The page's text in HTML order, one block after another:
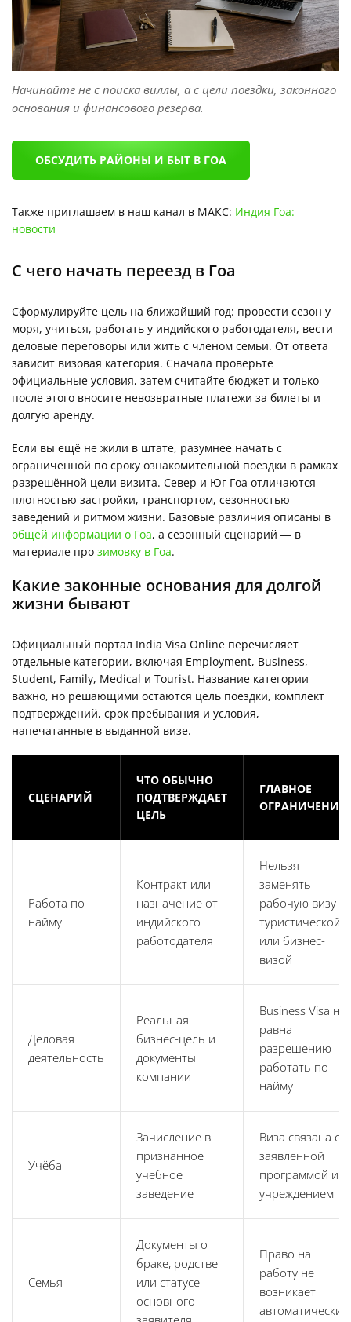
Начинайте не с поиска виллы, а с цели поездки, законного
основания и финансового резерва.
ОБСУДИТЬ РАЙОНЫ И БЫТ В ГОА
Также приглашаем в наш канал в МАКС: Индия Гоа:
новости
С чего начать переезд в Гоа
Сформулируйте цель на ближайший год: провести сезон у
моря, учиться, работать у индийского работодателя, вести
деловые переговоры или жить с членом семьи. От ответа
зависит визовая категория. Сначала проверьте
официальные условия, затем считайте бюджет и только
после этого вносите невозвратные платежи за билеты и
долгую аренду.
Если вы ещё не жили в штате, разумнее начать с
ограниченной по сроку ознакомительной поездки в рамках
разрешённой цели визита. Север и Юг Гоа отличаются
плотностью застройки, транспортом, сезонностью
заведений и ритмом жизни. Базовые различия описаны в
общей информации о Гоа, а сезонный сценарий — в
материале про зимовку в Гоа.
Какие законные основания для долгой
жизни бывают
Официальный портал India Visa Online перечисляет
отдельные категории, включая Employment, Business,
Student, Family, Medical и Tourist. Название категории
важно, но решающими остаются цель поездки, комплект
подтверждений, срок пребывания и условия,
напечатанные в выданной визе.
СЦЕНАРИЙ
ЧТО ОБЫЧНО
ПОДТВЕРЖДАЕТ
ЦЕЛЬ
ГЛАВНОЕ
ОГРАНИЧЕНИЕ
Работа по
найму
Контракт или
назначение от
индийского
работодателя
Нельзя
заменять
рабочую визу
туристической
или бизнес-
визой
Деловая
деятельность
Реальная
бизнес-цель и
документы
компании
Business Visa не
равна
разрешению
работать по
найму
Учёба
Зачисление в
признанное
учебное
заведение
Виза связана с
заявленной
программой и
учреждением
Семья
Документы о
браке, родстве
или статусе
основного
Право на
работу не
возникает
автоматически